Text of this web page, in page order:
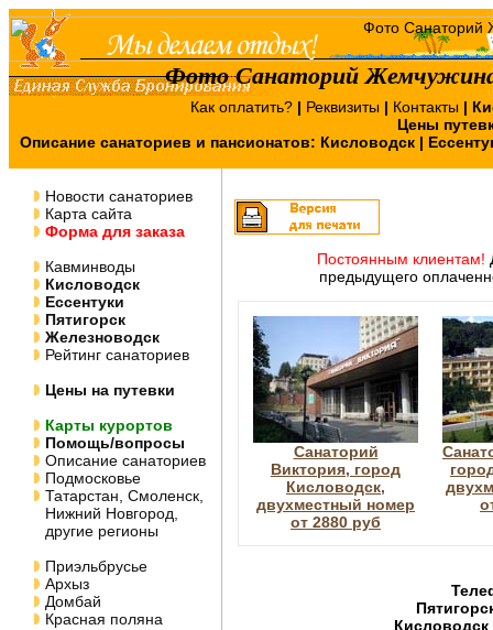
Фото Санаторий Жемчужина
Как оплатить? | Реквизиты | Контакты |
Цены
Описание санаториев и пансионатов: Кисловодск |
Новости санаториев
Карта сайта
Форма для заказа
Кавминводы
Кисловодск
Ессентуки
Пятигорск
Железноводск
Рейтинг санаториев
Цены на путевки
Карты курортов
Помощь/вопросы
Описание санаториев
Подмосковье
Татарстан, Смоленск,
Нижний Новгород,
другие регионы
Приэльбрусье
Архыз
Домбай
Красная поляна
Постоянным клиентам!
предыдущего
Санаторий
Виктория, город
Кисловодск,
двухместный номер
от 2880 руб
Кисловодск